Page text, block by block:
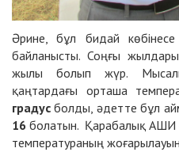
Әрине, бұл бидай
байланысты. Соңғы жылдары
жылы болып жүр.
қаңтардағы орташа
градус болды, әдетте бұл
16 болатын. Қарабалық АШИ
температураның